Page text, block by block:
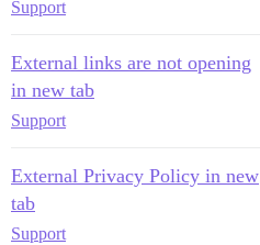
Support
External links are not opening
in new tab
Support
External Privacy Policy in new
tab
Support